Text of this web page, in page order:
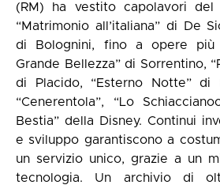
(RM) ha vestito capolavori
“Matrimonio all’italiana” di De
di Bolognini, fino a opere più
Grande Bellezza” di Sorrentino,
di Placido, “Esterno Notte” di
“Cenerentola”, “Lo
Bestia” della Disney. Continui
e sviluppo garantiscono a
un servizio unico, grazie a un
tecnologia. Un archivio di